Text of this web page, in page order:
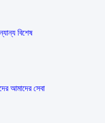
বিশেষ
আমাদের সেবা